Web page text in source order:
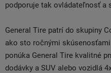
podporuje tak ovládateľnosť a
General Tire patrí do skupiny
ako sto ročnými
ponúka General Tire kvalitné
dodávky a SUV alebo vozidlá